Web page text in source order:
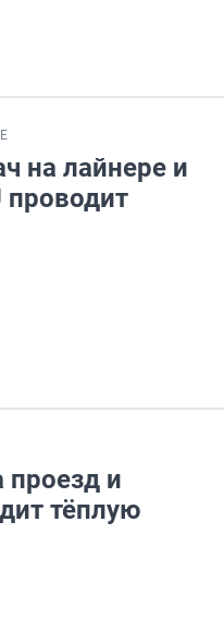
на лайнере и
проводит
проезд и
тёплую